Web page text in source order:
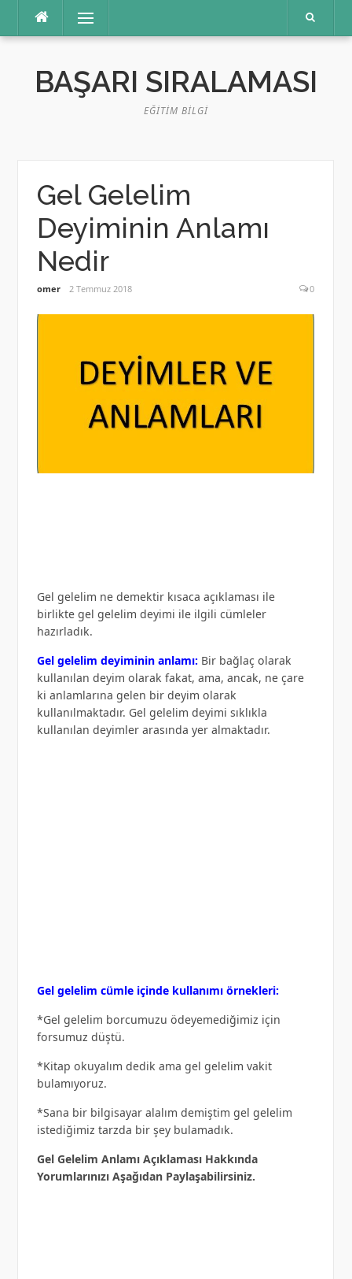
Menü
BAŞARI SIRALAMASI
EĞITIM BILGI
Gel Gelelim
Deyiminin Anlamı
Nedir
omer 2 Temmuz 2018 0
Gel gelelim ne demektir kısaca açıklaması ile
birlikte gel gelelim deyimi ile ilgili cümleler
hazırladık.
Gel gelelim deyiminin anlamı: Bir bağlaç olarak
kullanılan deyim olarak fakat, ama, ancak, ne çare
ki anlamlarına gelen bir deyim olarak
kullanılmaktadır. Gel gelelim deyimi sıklıkla
kullanılan deyimler arasında yer almaktadır.
Gel gelelim cümle içinde kullanımı örnekleri:
*Gel gelelim borcumuzu ödeyemediğimiz için
forsumuz düştü.
*Kitap okuyalım dedik ama gel gelelim vakit
bulamıyoruz.
*Sana bir bilgisayar alalım demiştim gel gelelim
istediğimiz tarzda bir şey bulamadık.
Gel Gelelim Anlamı Açıklaması Hakkında
Yorumlarınızı Aşağıdan Paylaşabilirsiniz.